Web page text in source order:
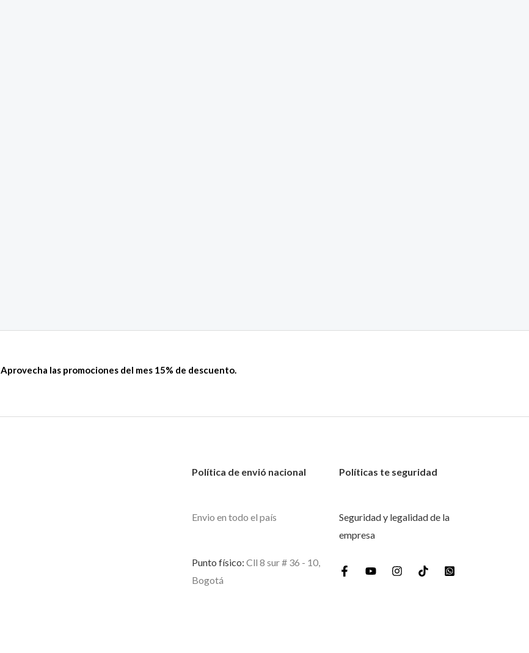
Aprovecha las promociones del mes 15% de descuento.
Política de envió nacional
Envio en todo el país
Punto físico:Cll 8 sur # 36 - 10,
Bogotá
Políticas te seguridad
Seguridad y legalidad de la
empresa